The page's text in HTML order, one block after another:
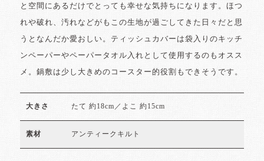
と空間にあるだけでとっても幸せな気持ちになります。ほつ
れや破れ、汚れなどがもこの生地が過ごしてきた日々だと思
うとなんだか愛おしい。ティッシュカバーは袋入りのキッチ
ンペーパーやペーパータオル入れとして使用するのもオスス
メ。鍋敷は少し大きめのコースター的役割もできそうです。
大きさ たて 約18cm／よこ 約15cm
素材 アンティークキルト